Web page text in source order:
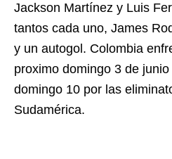
Jackson Martínez y Luis
tantos cada uno, James
y un autogol. Colombia
proximo domingo 3 de junio
domingo 10 por las
Sudamérica.